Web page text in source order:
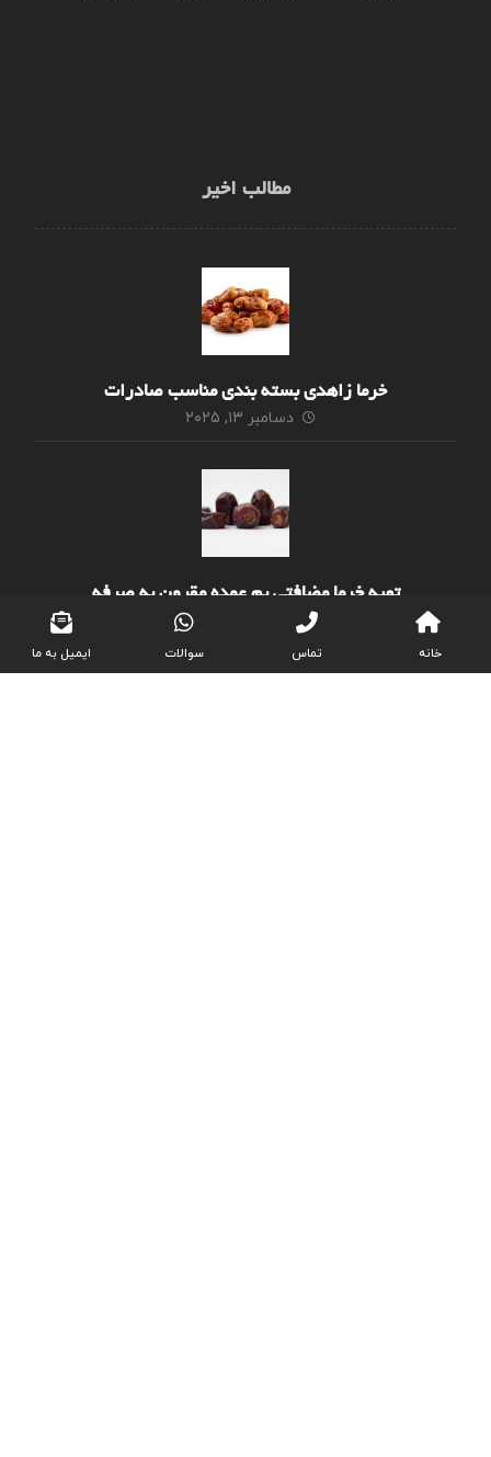
مطالب اخیر
خرما زاهدی بسته بندی مناسب صادرات
دسامبر ۱۳, ۲۰۲۵
تهیه خرما مضافتی بم عمده مقرون به صرفه
خانه تماس سوالات ایمیل به ما